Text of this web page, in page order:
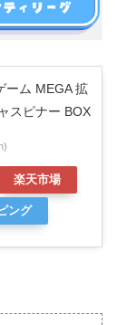
ーム MEGA 拡
スピナー BOX
楽天市場
ング